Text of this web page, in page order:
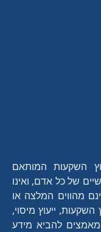
השקעות המותאם
של כל אדם, ואינו
מהווים המלצה או
השקעות, ייעוץ מיסוי,
להביא מידע